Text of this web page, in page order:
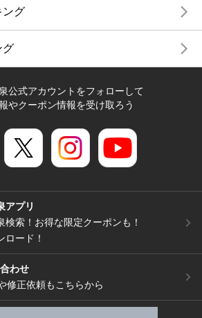
ング
グ
公式アカウントをフォローして
やクーポン情報を受け取ろう
アプリ
検索！お得な限定クーポンも！
ロード！
わせ
修正依頼もこちらから